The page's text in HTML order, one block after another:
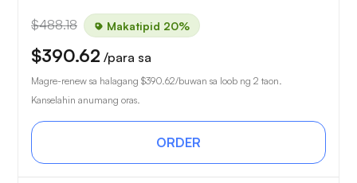
$488.18 Makatipid 20%
$390.62 /para sa
Magre-renew sa halagang $390.62/buwan sa loob ng 2 taon.
Kanselahin anumang oras.
ORDER